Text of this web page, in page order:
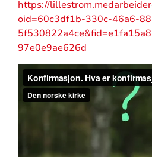
https://
oid=60c3df1b-330c-46a6-
97e0e9ae626d